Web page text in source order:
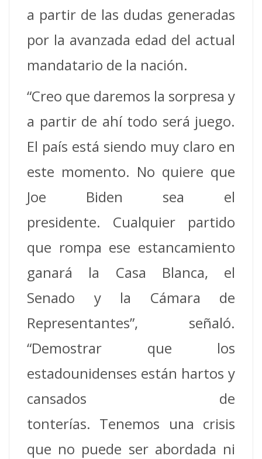
a partir de las dudas generadas
por la avanzada edad del actual
mandatario de la nación.
“Creo que daremos la sorpresa y
a partir de ahí todo será juego.
El país está siendo muy claro en
este momento. No quiere que
Joe Biden sea el
presidente. Cualquier partido
que rompa ese estancamiento
ganará la Casa Blanca, el
Senado y la Cámara de
Representantes”, señaló.
“Demostrar que los
estadounidenses están hartos y
cansados de
tonterías. Tenemos una crisis
que no puede ser abordada ni